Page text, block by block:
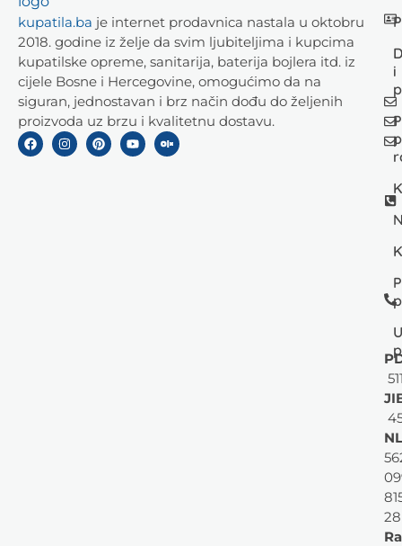
kupatila.ba je internet prodavnica nastala u oktobru
2018. godine iz želje da svim ljubiteljima i kupcima
kupatilske opreme, sanitarija, baterija bojlera itd. iz
cijele Bosne i Hercegovine, omogućimo da na
siguran, jednostavan i brz način dođu do željenih
proizvoda uz brzu i kvalitetnu dostavu.
i
28